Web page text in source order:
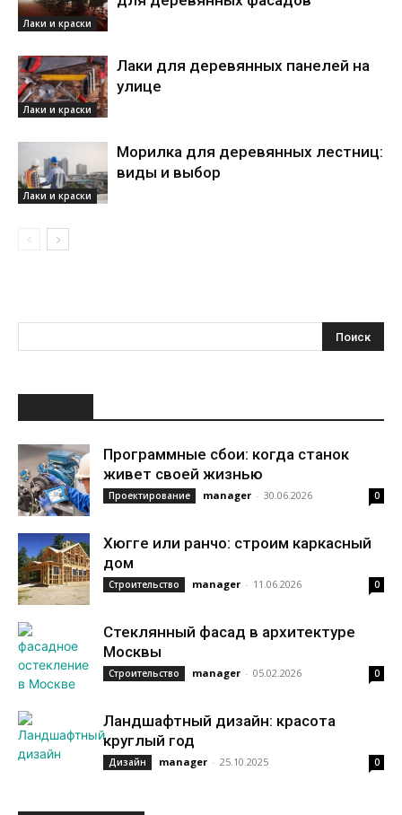
Лаки и краски
Лаки и краски
Лаки для деревянных панелей на
улице
Лаки и краски
Морилка для деревянных лестниц:
виды и выбор
Программные сбои: когда станок
живет своей жизнью
Проектирование manager - 30.06.2026 0
Хюгге или ранчо: строим каркасный
дом
Строительство manager - 11.06.2026 0
Стеклянный фасад в архитектуре
Москвы
Строительство manager - 05.02.2026 0
Ландшафтный дизайн: красота
круглый год
Дизайн manager - 25.10.2025 0